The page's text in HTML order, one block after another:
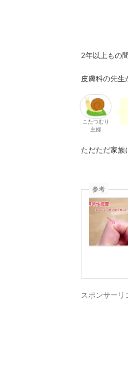
2年以上もの
皮膚科の先生
こたつむり
主婦
ただただ家族
参考
スポンサーリ